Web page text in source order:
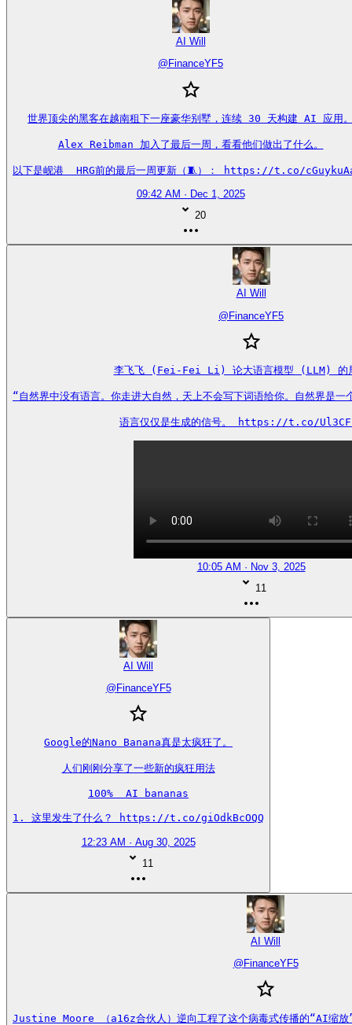
AI Will
@ FinanceYF5
世界顶尖的黑客在越南租下一座豪华别墅，连续 30 天构建 AI 应用
Alex Reibman 加入了最后一周，看看他们做出了什么。
以下是岘港  HRG前的最后一周更新（🧵）： https://t.co/
09:42 AM · Dec 1, 2025
20
AI Will
@FinanceYF5
李飞飞 (Fei-Fei Li) 论大语言模型 (LLM) 的
“自然界中没有语言。你走进大自然，天上不会写下词语给你。自然界是
语言仅仅是生成的信号。 https://t.co/
10:05 AM · Nov 3, 2025
11
AI Will
@ FinanceYF5
Google的Nano Banana真是太疯狂了。
人们刚刚分享了一些新的疯狂用法
100%  AI bananas
1. 这里发生了什么？ https://t.co/giOdkBcOQQ
12:23 AM · Aug 30, 2025
11
AI Will
@ FinanceYF5
Justine Moore （a16z合伙人）逆向工程了这个病毒式传播的“AI缩放”